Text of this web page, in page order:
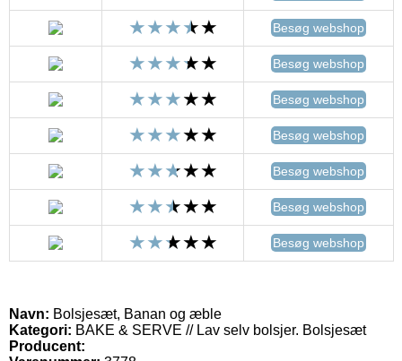
Besøg webshop
Besøg webshop
Besøg webshop
Besøg webshop
Besøg webshop
Besøg webshop
Besøg webshop
Navn: Bolsjesæt, Banan og æble
Kategori: BAKE & SERVE // Lav selv bolsjer. Bolsjesæt
Producent: